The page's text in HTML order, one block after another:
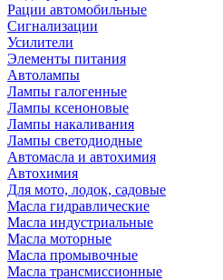
Рации автомобильные
Сигнализации
Усилители
Элементы питания
Автолампы
Лампы галогенные
Лампы ксеноновые
Лампы накаливания
Лампы светодиодные
Автомасла и автохимия
Автохимия
Для мото, лодок, садовые
Масла гидравлические
Масла индустриальные
Масла моторные
Масла промывочные
Масла трансмиссионные